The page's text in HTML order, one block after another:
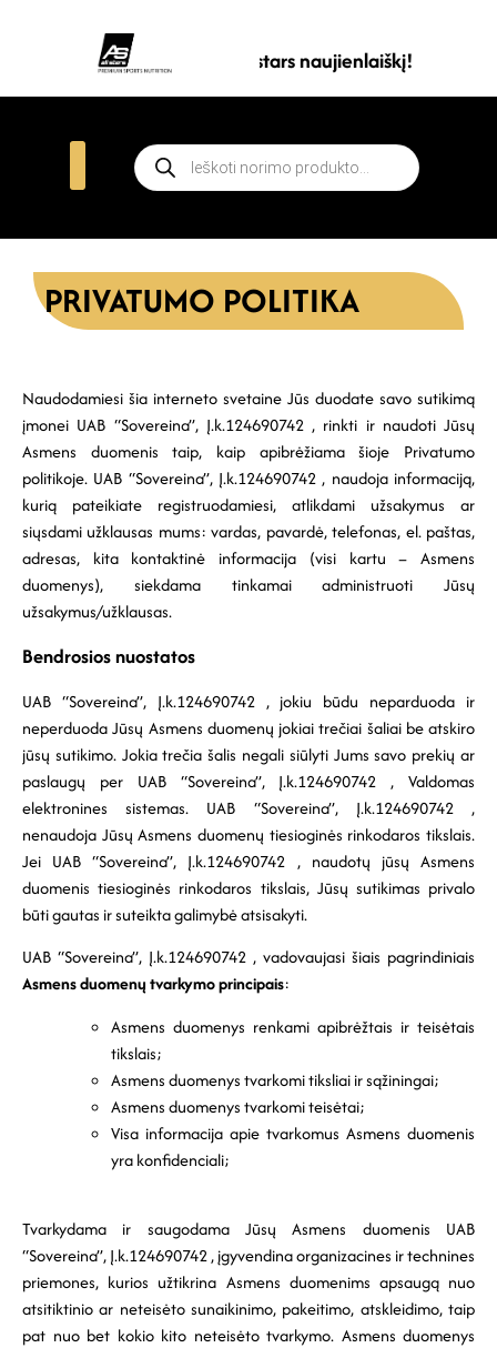
Prenumeruokite all stars naujienlaiškį!
PRIVATUMO POLITIKA
Naudodamiesi šia interneto svetaine Jūs duodate savo sutikimą
įmonei UAB “Sovereina”, Į.k.124690742 , rinkti ir naudoti Jūsų
Asmens duomenis taip, kaip apibrėžiama šioje Privatumo
politikoje. UAB “Sovereina”, Į.k.124690742 , naudoja informaciją,
kurią pateikiate registruodamiesi, atlikdami užsakymus ar
siųsdami užklausas mums: vardas, pavardė, telefonas, el. paštas,
adresas, kita kontaktinė informacija (visi kartu – Asmens
duomenys), siekdama tinkamai administruoti Jūsų
užsakymus/užklausas.
Bendrosios nuostatos
UAB “Sovereina”, Į.k.124690742 , jokiu būdu neparduoda ir
neperduoda Jūsų Asmens duomenų jokiai trečiai šaliai be atskiro
jūsų sutikimo. Jokia trečia šalis negali siūlyti Jums savo prekių ar
paslaugų per UAB “Sovereina”, Į.k.124690742 , Valdomas
elektronines sistemas. UAB “Sovereina”, Į.k.124690742 ,
nenaudoja Jūsų Asmens duomenų tiesioginės rinkodaros tikslais.
Jei UAB “Sovereina”, Į.k.124690742 , naudotų jūsų Asmens
duomenis tiesioginės rinkodaros tikslais, Jūsų sutikimas privalo
būti gautas ir suteikta galimybė atsisakyti.
UAB “Sovereina”, Į.k.124690742 , vadovaujasi šiais pagrindiniais
Asmens duomenų tvarkymo principais:
Asmens duomenys renkami apibrėžtais ir teisėtais
tikslais;
Asmens duomenys tvarkomi tiksliai ir sąžiningai;
Asmens duomenys tvarkomi teisėtai;
Visa informacija apie tvarkomus Asmens duomenis
yra konfidenciali;
Tvarkydama ir saugodama Jūsų Asmens duomenis UAB
“Sovereina”, Į.k.124690742 , įgyvendina organizacines ir technines
priemones, kurios užtikrina Asmens duomenims apsaugą nuo
atsitiktinio ar neteisėto sunaikinimo, pakeitimo, atskleidimo, taip
pat nuo bet kokio kito neteisėto tvarkymo. Asmens duomenys